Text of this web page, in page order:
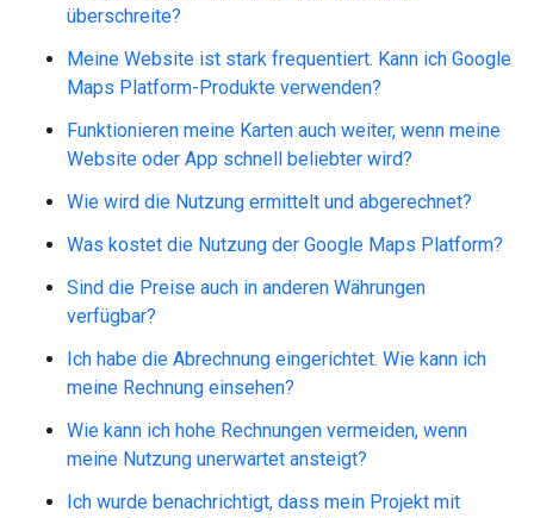
überschreite?
Meine Website ist stark frequentiert. Kann ich Google
Maps Platform-Produkte verwenden?
Funktionieren meine Karten auch weiter, wenn meine
Website oder App schnell beliebter wird?
Wie wird die Nutzung ermittelt und abgerechnet?
Was kostet die Nutzung der Google Maps Platform?
Sind die Preise auch in anderen Währungen
verfügbar?
Ich habe die Abrechnung eingerichtet. Wie kann ich
meine Rechnung einsehen?
Wie kann ich hohe Rechnungen vermeiden, wenn
meine Nutzung unerwartet ansteigt?
Ich wurde benachrichtigt, dass mein Projekt mit